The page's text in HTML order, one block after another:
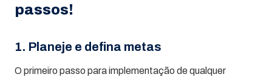
passos!
1. Planeje e defina metas
O primeiro passo para implementação de qualquer